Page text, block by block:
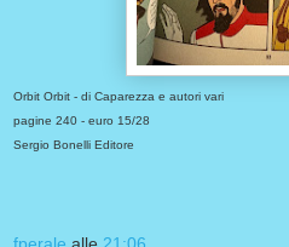
Orbit Orbit - di Caparezza e autori vari
pagine 240 - euro 15/28
Sergio Bonelli Editore